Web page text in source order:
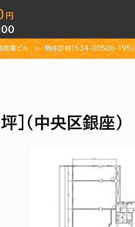
商事ビル 物件詳細(634-00586-195)
中央区銀座）